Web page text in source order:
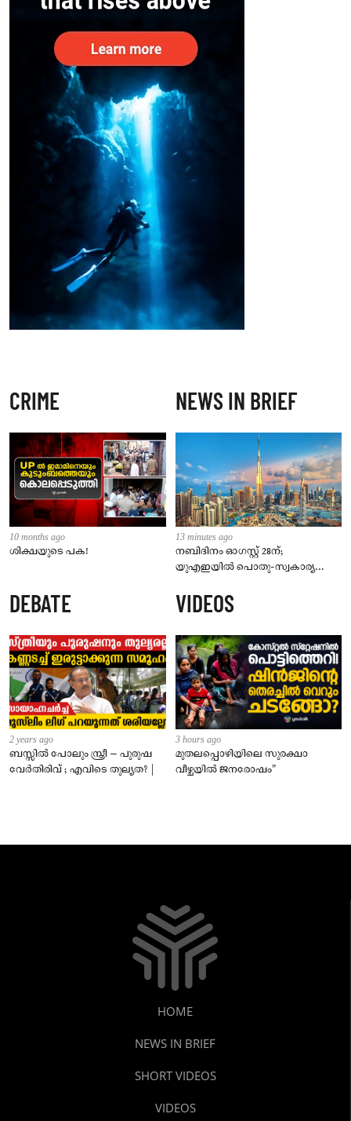
CRIME
10 months ago
ശിക്ഷയുടെ പക!
NEWS IN BRIEF
13 minutes ago
നബിദിനം ഓഗസ്റ്റ് 28ന്;
യുഎഇയിൽ പൊതു-സ്വകാര്യ
അവധി പ്രഖ്യാപിച്ചു
DEBATE
2 years ago
ബസ്സിൽ പോലും സ്ത്രീ – പുരുഷ
വേർതിരിവ് ; എവിടെ തുല്യത? |
VIDEOS
3 hours ago
മുതലപ്പൊഴിയിലെ സുരക്ഷാ
വീഴ്ചയിൽ ജനരോഷം”
HOME
NEWS IN BRIEF
SHORT VIDEOS
VIDEOS